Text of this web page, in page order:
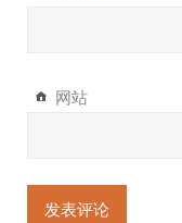
网站